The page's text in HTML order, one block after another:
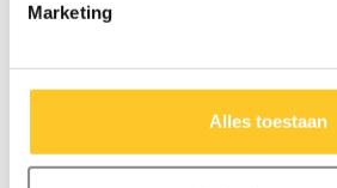
Marketing
Alles toestaan